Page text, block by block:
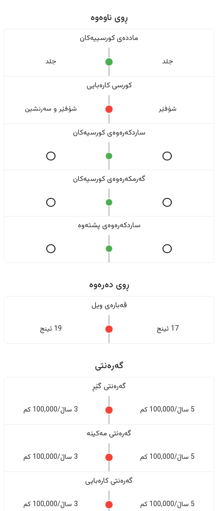
ڕوی ناوەوە
ماددەی کورسییەکان
جلد جلد
کورسی کارەبایی
شۆفێر شۆفێر و سەرنشین
ساردکەرەوەی کورسیەکان
گەرمکەرەوەی کورسیەکان
ساردکەرەوەی پشتەوە
ڕوی دەرەوە
قەبارەی ویل
17 ئینج 19 ئینج
گەرەنتی
گەرەنتی گێڕ
5 ساڵ/100,000 کم 3 ساڵ/100,000 کم
گەرەنتی مەکینە
5 ساڵ/100,000 کم 3 ساڵ/100,000 کم
گەرەنتی کارەبایی
5 ساڵ/100,000 کم 3 ساڵ/100,000 کم